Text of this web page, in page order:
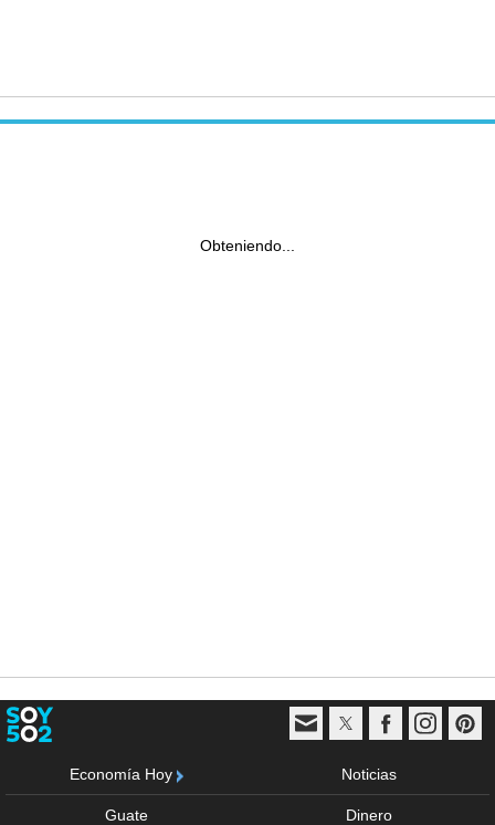
Obteniendo...
Economía Hoy Noticias
Guate Dinero